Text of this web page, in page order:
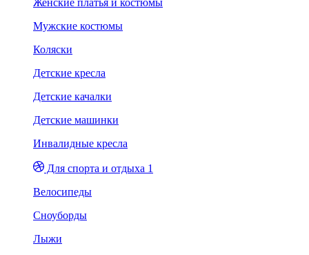
Женские платья и костюмы
Мужские костюмы
Коляски
Детские кресла
Детские качалки
Детские машинки
Инвалидные кресла
Для спорта и отдыха 1
Велосипеды
Сноуборды
Лыжи